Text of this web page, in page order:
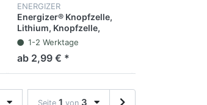
ENERGIZER
Energizer® Knopfzelle,
Lithium, Knopfzelle,
CR1632, 3 V
1-2 Werktage
ab 2,99 € *
Seite von